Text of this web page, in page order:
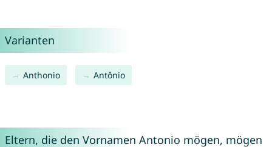
Varianten
Anthonio Antônio
Eltern, die den Vornamen Antonio mögen, mögen